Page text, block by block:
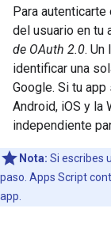
Para
del usuario en tu
de OAuth 2.0. Un
identificar una
Google. Si tu
Android, iOS y la
independiente
Nota: Si escribes
paso. Apps Script
app.